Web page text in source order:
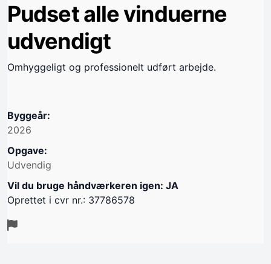
Pudset alle vinduerne
udvendigt
Omhyggeligt og professionelt udført arbejde.
Byggeår:
2026
Opgave:
Udvendig
Vil du bruge håndværkeren igen: JA
Oprettet i cvr nr.: 37786578